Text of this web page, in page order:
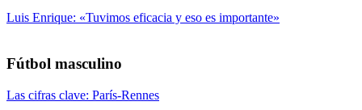
Luis Enrique: «Tuvimos eficacia y eso es importante»
Fútbol masculino
Las cifras clave: París-Rennes